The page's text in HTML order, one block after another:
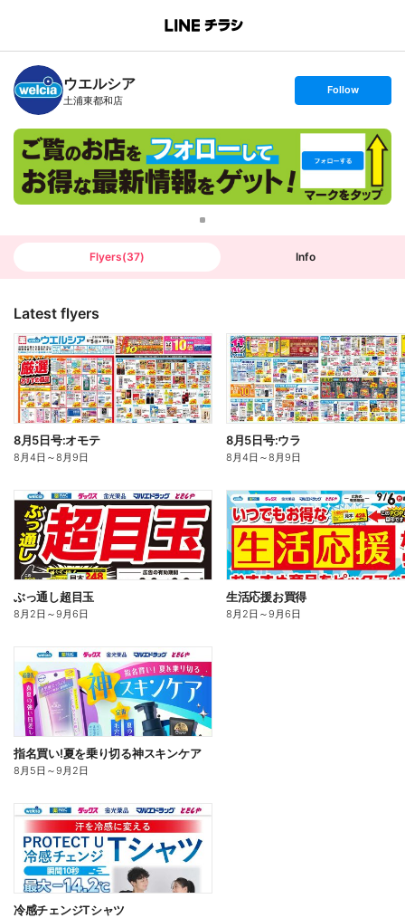
B
n
c
h
T
ウエルシア
土浦東都和店
s
t
o
l
o
w
Follow
Flyers(37) Info
Latest flyers
8月5日号:オモテ
8月4日 ～8月9日
8月5日号:ウラ
8月4日 ～8月9日
ぶっ通し超目玉
8月2日 ～9月6日
生活応援お買得
8月2日 ～9月6日
指名買い!夏を乗り切る神スキンケア
8月5日 ～9月2日
冷感チェンジTシャツ